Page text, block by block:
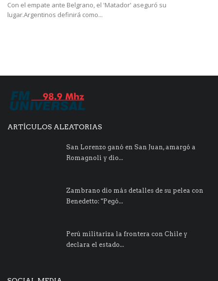
Con el empate ante Belgrano, el 'Matador' aseguró su
lugar.Argentinos definirá como...
ARTÍCULOS ALEATORIAS
San Lorenzo ganó en San Juan, amargó a
Romagnoli y dio...
Zambrano dio más detalles de su pelea con
Benedetto: "Pegó...
Perú militariza la frontera con Chile y
declara el estado...